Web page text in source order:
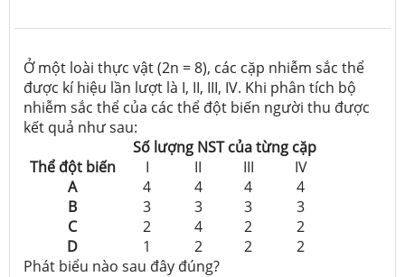
Ở một loài thực vật (2n = 8), các cặp nhiễm sắc thể
được kí hiệu lần lượt là I, II, III, IV. Khi phân tích bộ
nhiễm sắc thể của các thể đột biến người thu được
kết quả như sau:
Số lượng NST của từng cặp
Thể đột biến
I II III
IV
A
4 4 4
4
B
3 3 3
3
C
2 4 2
2
D
1 2 2
2
Phát biểu nào sau đây đúng?